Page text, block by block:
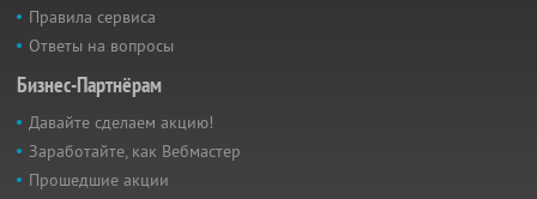
Правила сервиса
Ответы на вопросы
Бизнес-Партнёрам
Давайте сделаем акцию!
Заработайте, как Вебмастер
Прошедшие акции